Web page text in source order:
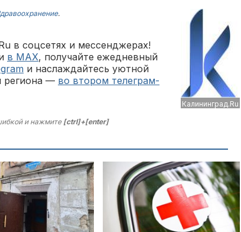
Калининград.Ru
.
в соцсетях и мессенджерах!
в MAX, получайте ежедневный
и наслаждайтесь уютной
региона — во втором телеграм-
и нажмите[ctrl]+[enter]